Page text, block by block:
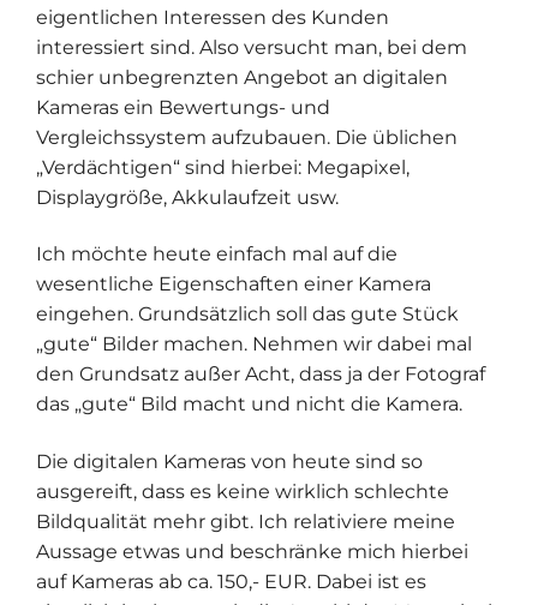
eigentlichen Interessen des Kunden
interessiert sind. Also versucht man, bei dem
schier unbegrenzten Angebot an digitalen
Kameras ein Bewertungs- und
Vergleichssystem aufzubauen. Die üblichen
„Verdächtigen“ sind hierbei: Megapixel,
Displaygröße, Akkulaufzeit usw.
Ich möchte heute einfach mal auf die
wesentliche Eigenschaften einer Kamera
eingehen. Grundsätzlich soll das gute Stück
„gute“ Bilder machen. Nehmen wir dabei mal
den Grundsatz außer Acht, dass ja der Fotograf
das „gute“ Bild macht und nicht die Kamera.
Die digitalen Kameras von heute sind so
ausgereift, dass es keine wirklich schlechte
Bildqualität mehr gibt. Ich relativiere meine
Aussage etwas und beschränke mich hierbei
auf Kameras ab ca. 150,- EUR. Dabei ist es